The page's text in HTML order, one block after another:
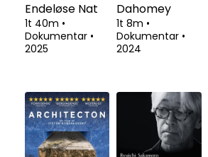
Endeløse Nat
1t 40m •
Dokumentar •
2025
Dahomey
1t 8m •
Dokumentar •
2024